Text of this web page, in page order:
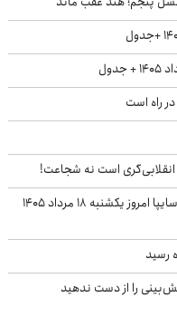
راه است
است نه شجاعت!
تغییرات تند قیمت محصولات ایران‌خودرو و سایپا امروز یکشنبه ۱۸ مرداد ۱۴۰۵
رسید
را از دست ندهید